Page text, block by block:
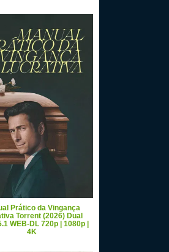
Prático da Vingança
Torrent (2026) Dual
WEB-DL 720p | 1080p |
4K